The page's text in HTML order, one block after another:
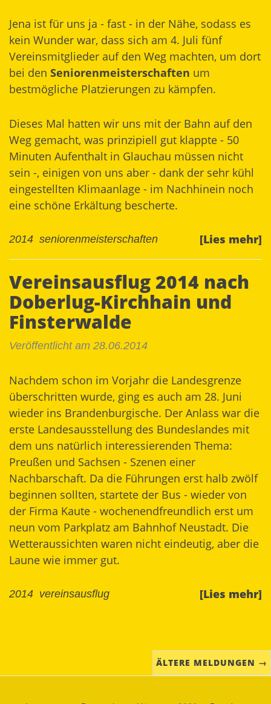
Jena ist für uns ja - fast - in der Nähe, sodass es
kein Wunder war, dass sich am 4. Juli fünf
Vereinsmitglieder auf den Weg machten, um dort
bei den Seniorenmeisterschaften um
bestmögliche Platzierungen zu kämpfen.
Dieses Mal hatten wir uns mit der Bahn auf den
Weg gemacht, was prinzipiell gut klappte - 50
Minuten Aufenthalt in Glauchau müssen nicht
sein -, einigen von uns aber - dank der sehr kühl
eingestellten Klimaanlage - im Nachhinein noch
eine schöne Erkältung bescherte.
[Lies mehr]
2014 seniorenmeisterschaften
Vereinsausflug 2014 nach
Doberlug-Kirchhain und
Finsterwalde
Veröffentlicht am 28.06.2014
Nachdem schon im Vorjahr die Landesgrenze
überschritten wurde, ging es auch am 28. Juni
wieder ins Brandenburgische. Der Anlass war die
erste Landesausstellung des Bundeslandes mit
dem uns natürlich interessierenden Thema:
Preußen und Sachsen - Szenen einer
Nachbarschaft. Da die Führungen erst halb zwölf
beginnen sollten, startete der Bus - wieder von
der Firma Kaute - wochenendfreundlich erst um
neun vom Parkplatz am Bahnhof Neustadt. Die
Wetteraussichten waren nicht eindeutig, aber die
Laune wie immer gut.
[Lies mehr]
2014 vereinsausflug
ÄLTERE MELDUNGEN →